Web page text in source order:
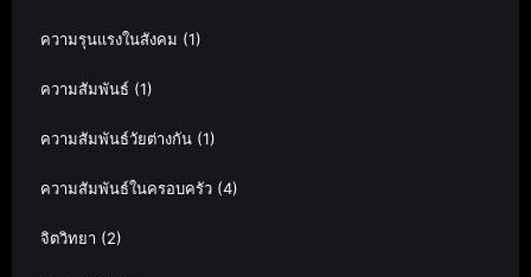
ความรุนแรงในสังคม (1)
ความสัมพันธ์ (1)
ความสัมพันธ์วัยต่างกัน (1)
ความสัมพันธ์ในครอบครัว (4)
จิตวิทยา (2)